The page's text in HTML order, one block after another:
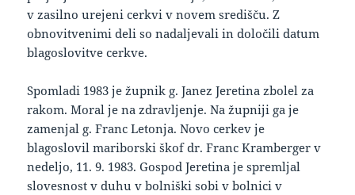
v zasilno urejeni cerkvi v novem središču. Z
obnovitvenimi deli so nadaljevali in določili datum
blagoslovitve cerkve.
Spomladi 1983 je župnik g. Janez Jeretina zbolel za
rakom. Moral je na zdravljenje. Na župniji ga je
zamenjal g. Franc Letonja. Novo cerkev je
blagoslovil mariborski škof dr. Franc Kramberger v
nedeljo, 11. 9. 1983. Gospod Jeretina je spremljal
slovesnost v duhu v bolniški sobi v bolnici v